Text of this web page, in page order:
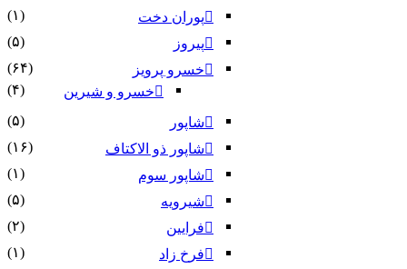
پوران دخت
(۱)
پیروز
(۵)
خسرو پرویز
(۶۴)
خسرو و شیرین
(۴)
شاپور
(۵)
شاپور ذو الاکتاف
(۱۶)
شاپور سوم‏
(۱)
شیرویه
(۵)
فرایین
(۲)
فرخ زاد
(۱)